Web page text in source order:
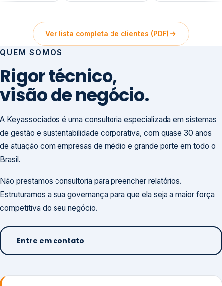
Ver lista completa de clientes (PDF)
QUEM SOMOS
Rigor técnico,
visão de negócio.
A Keyassociados é uma consultoria especializada em sistemas
de gestão e sustentabilidade corporativa, com quase 30 anos
de atuação com empresas de médio e grande porte em todo o
Brasil.
Não prestamos consultoria para preencher relatórios.
Estruturamos a sua governança para que ela seja a maior força
competitiva do seu negócio.
Entre em contato